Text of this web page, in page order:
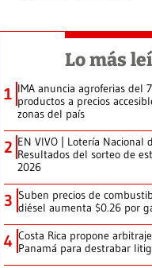
Lo más
1 IMA anuncia agroferias del
productos a precios
zonas del país
2 EN VIVO | Lotería Nacional
Resultados del sorteo de
2026
3 Suben precios de
diésel aumenta $0.26 por
4 Costa Rica propone
Panamá para destrabar